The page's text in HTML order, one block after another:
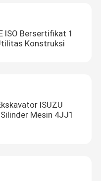
ISO Bersertifikat 1
Konstruksi
ISUZU
Mesin 4JJ1